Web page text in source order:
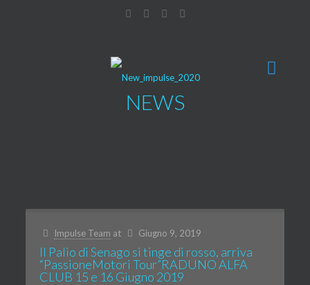
NEWS
Impulse Team at Giugno 9, 2019
Il Palio di Senago si tinge di rosso, arriva
“PassioneMotori Tour”RADUNO ALFA
CLUB 15 e 16 Giugno 2019